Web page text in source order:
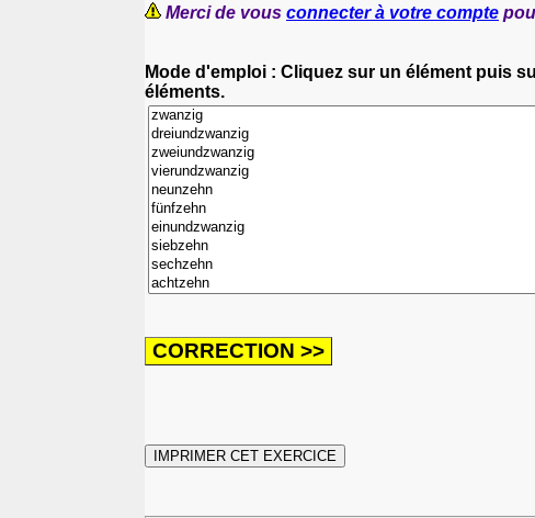
Merci de vous connecter à votre compte
Mode d'emploi : Cliquez sur un élément puis
éléments.